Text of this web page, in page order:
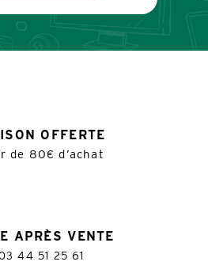
OFFERTE
de 80€ d’achat
APRÈS VENTE
44 51 25 61